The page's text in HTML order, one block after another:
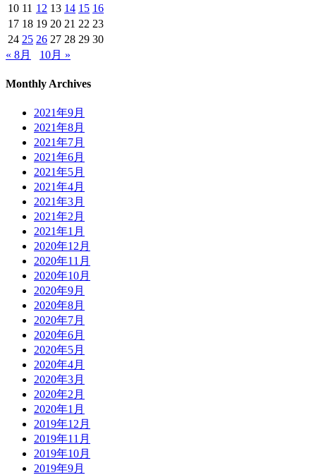
10 11 12 13 14 15 16
17 18 19 20 21 22 23
24 25 26 27 28 29 30
« 8月
10月 »
Monthly Archives
2021年9月
2021年8月
2021年7月
2021年6月
2021年5月
2021年4月
2021年3月
2021年2月
2021年1月
2020年12月
2020年11月
2020年10月
2020年9月
2020年8月
2020年7月
2020年6月
2020年5月
2020年4月
2020年3月
2020年2月
2020年1月
2019年12月
2019年11月
2019年10月
2019年9月